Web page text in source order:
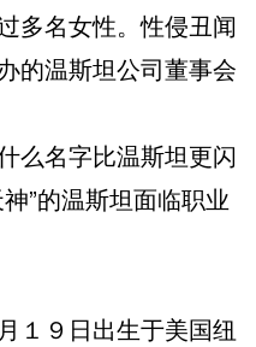
多名女性。性侵丑闻
的温斯坦公司董事会
名字比温斯坦更闪
”的温斯坦面临职业
９日出生于美国纽